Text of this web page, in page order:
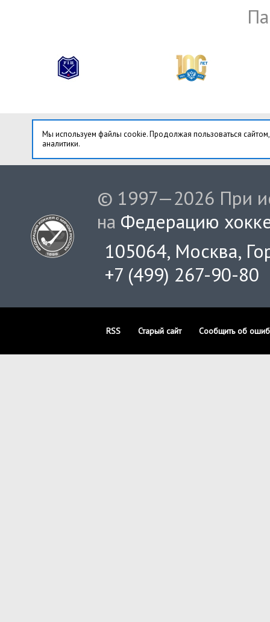
Мы используем файлы cookie. Продолжая пользоваться
аналитики.
© 1997—2026 При
на Федерацию
105064, Москва,
+7 (499) 267-90-80
RSS Старый сайт Сообщить об